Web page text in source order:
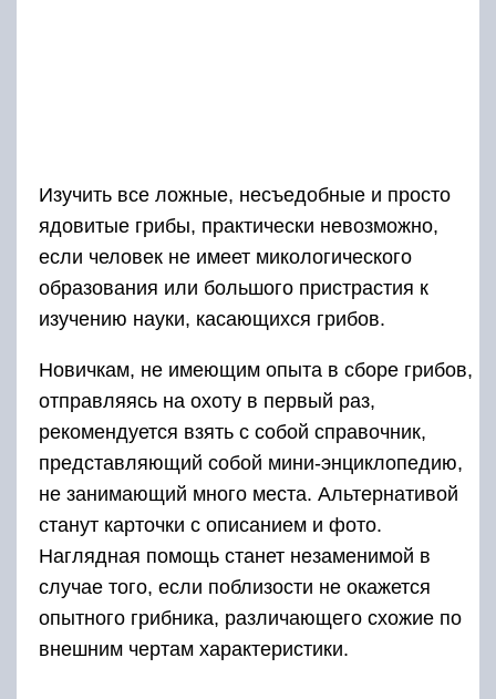
Изучить все ложные, несъедобные и просто
ядовитые грибы, практически невозможно,
если человек не имеет микологического
образования или большого пристрастия к
изучению науки, касающихся грибов.
Новичкам, не имеющим опыта в сборе грибов,
отправляясь на охоту в первый раз,
рекомендуется взять с собой справочник,
представляющий собой мини-энциклопедию,
не занимающий много места. Альтернативой
станут карточки с описанием и фото.
Наглядная помощь станет незаменимой в
случае того, если поблизости не окажется
опытного грибника, различающего схожие по
внешним чертам характеристики.